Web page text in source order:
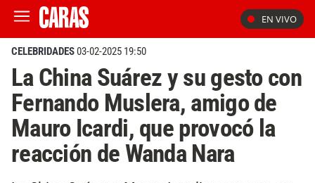
EN VIVO
CELEBRIDADES03-02-2025 19:50
La China Suárez y su gesto con
Fernando Muslera, amigo de
Mauro Icardi, que provocó la
reacción de Wanda Nara